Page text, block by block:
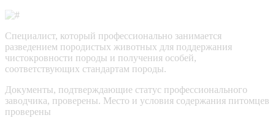
Специалист, который профессионально занимается
разведением породистых животных для поддержания
чистокровности породы и получения особей,
соответствующих стандартам породы.
Документы, подтверждающие статус профессионального
заводчика, проверены. Место и условия содержания питомцев
проверены